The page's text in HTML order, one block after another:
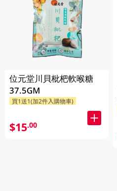
位元堂川貝枇杷軟喉糖
37.5GM
買1送1(加2件入購物車)
$15.00